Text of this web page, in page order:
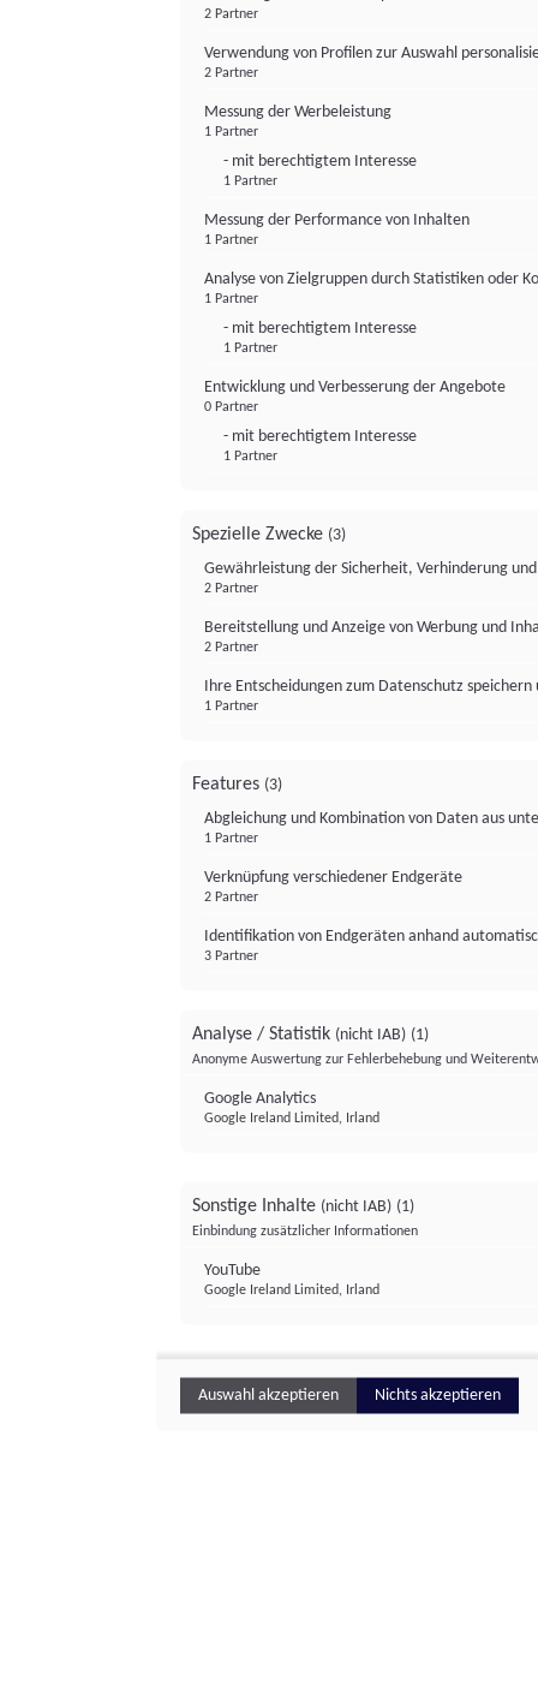
2 Partner
Verwendung von Profilen zur Auswahl
2 Partner
Messung der Werbeleistung
1 Partner
- mit berechtigtem Interesse
1 Partner
Messung der Performance von Inhalten
1 Partner
Analyse von Zielgruppen durch Statistiken oder
1 Partner
- mit berechtigtem Interesse
1 Partner
Entwicklung und Verbesserung der Angebote
0 Partner
- mit berechtigtem Interesse
1 Partner
Spezielle Zwecke (3)
Gewährleistung der Sicherheit, Verhinderung
2 Partner
Bereitstellung und Anzeige von Werbung und
2 Partner
Ihre Entscheidungen zum Datenschutz
1 Partner
Features (3)
Abgleichung und Kombination von Daten aus
1 Partner
Verknüpfung verschiedener Endgeräte
2 Partner
Identifikation von Endgeräten anhand
3 Partner
Analyse / Statistik (nicht IAB) (1)
Anonyme Auswertung zur Fehlerbehebung und
Google Analytics
Google Ireland Limited, Irland
Sonstige Inhalte (nicht IAB) (1)
Einbindung zusätzlicher Informationen
YouTube
Google Ireland Limited, Irland
Auswahl akzeptieren Nichts akzeptieren